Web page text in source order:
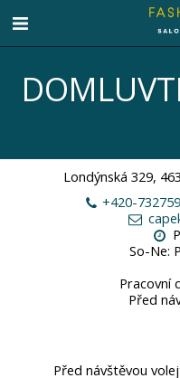
Londýnská 329,
+420-
So-Ne:
Pracovní
Před
Před návštěvou